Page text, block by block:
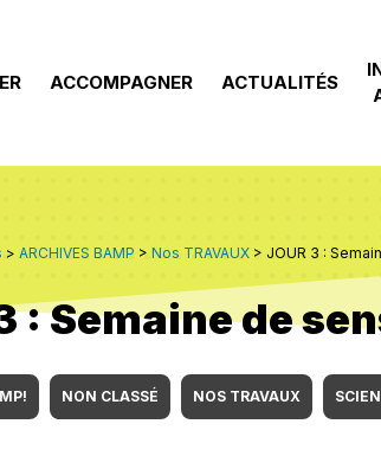
ACCOMPAGNER ACTUALITÉS
> ARCHIVES BAMP > Nos TRAVAUX > JOUR 3 :
: Semaine de
NON CLASSÉ NOS TRAVAUX